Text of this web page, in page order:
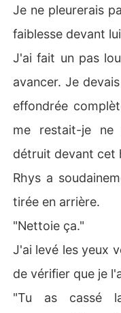
Je ne pleurerais
faiblesse devant
J'ai fait un pas
avancer. Je
effondrée
me restait-je ne
détruit devant cet
Rhys a
tirée en arrière.
"Nettoie ça."
J'ai levé les yeux
de vérifier que je
"Tu as cassé